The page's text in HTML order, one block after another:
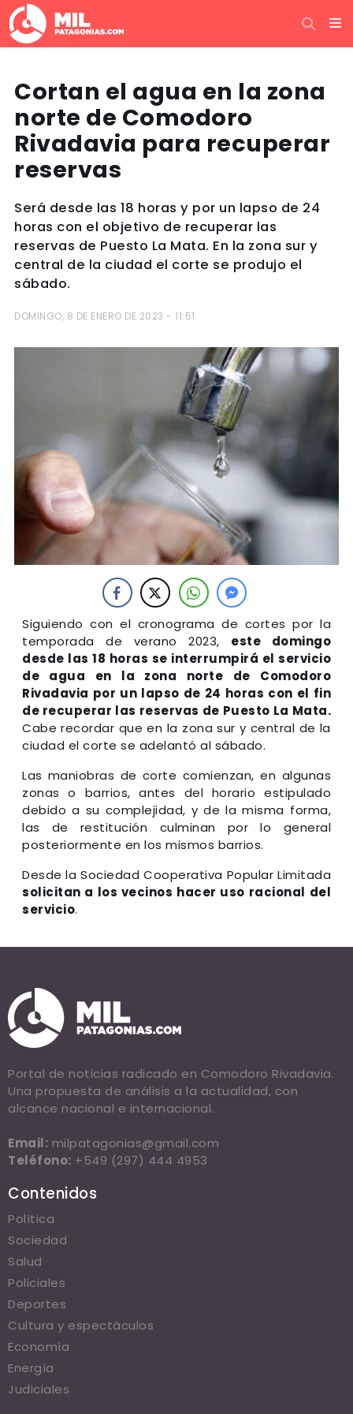
Cortan el agua en la zona
norte de Comodoro
Rivadavia para recuperar
reservas
Será desde las 18 horas y por un lapso de 24
horas con el objetivo de recuperar las
reservas de Puesto La Mata. En la zona sur y
central de la ciudad el corte se produjo el
sábado.
DOMINGO, 8 DE ENERO DE 2023 - 11:51
Siguiendo con el cronograma de cortes por la
temporada de verano 2023, este domingo
desde las 18 horas se interrumpirá el servicio
de agua en la zona norte de Comodoro
Rivadavia por un lapso de 24 horas con el fin
de recuperar las reservas de Puesto La Mata.
Cabe recordar que en la zona sur y central de la
ciudad el corte se adelantó al sábado.
Las maniobras de corte comienzan, en algunas
zonas o barrios, antes del horario estipulado
debido a su complejidad, y de la misma forma,
las de restitución culminan por lo general
posteriormente en los mismos barrios.
Desde la Sociedad Cooperativa Popular Limitada
solicitan a los vecinos hacer uso racional del
servicio.
Portal de noticias radicado en Comodoro Rivadavia.
Una propuesta de análisis a la actualidad, con
alcance nacional e internacional.
Email: milpatagonias@gmail.com
Teléfono: +549 (297) 444 4953
Contenidos
Política
Sociedad
Salud
Policiales
Deportes
Cultura y espectáculos
Economía
Energía
Judiciales